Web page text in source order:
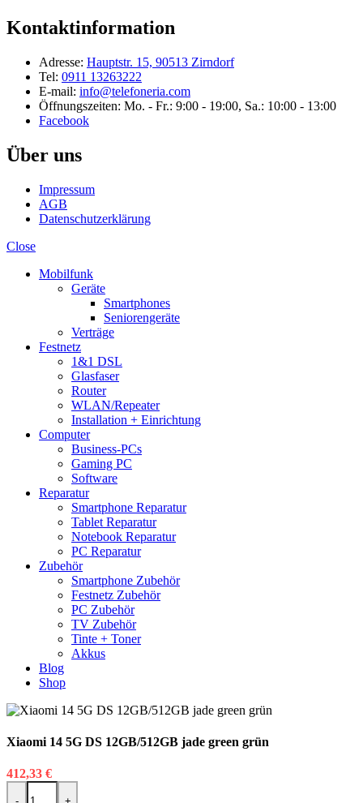
Kontaktinformation
Adresse: Hauptstr. 15, 90513 Zirndorf
Tel: 0911 13263222
E-mail: info@telefoneria.com
Öffnungszeiten: Mo. - Fr.: 9:00 - 19:00, Sa.: 10:00 - 13:00
Facebook
Über uns
Impressum
AGB
Datenschutzerklärung
Close
Mobilfunk
Geräte
Smartphones
Seniorengeräte
Verträge
Festnetz
1&1 DSL
Glasfaser
Router
WLAN/Repeater
Installation + Einrichtung
Computer
Business-PCs
Gaming PC
Software
Reparatur
Smartphone Reparatur
Tablet Reparatur
Notebook Reparatur
PC Reparatur
Zubehör
Smartphone Zubehör
Festnetz Zubehör
PC Zubehör
TV Zubehör
Tinte + Toner
Akkus
Blog
Shop
Xiaomi 14 5G DS 12GB/512GB jade green grün
412,33 €
Xiaomi 14 5G DS 12GB/512GB jade green grün Menge